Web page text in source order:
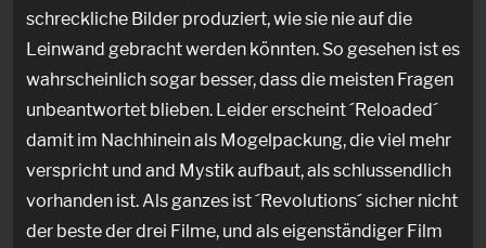
schreckliche Bilder produziert, wie sie nie auf die
Leinwand gebracht werden könnten. So gesehen ist es
wahrscheinlich sogar besser, dass die meisten Fragen
unbeantwortet blieben. Leider erscheint ´Reloaded´
damit im Nachhinein als Mogelpackung, die viel mehr
verspricht und and Mystik aufbaut, als schlussendlich
vorhanden ist. Als ganzes ist ´Revolutions´ sicher nicht
der beste der drei Filme, und als eigenständiger Film